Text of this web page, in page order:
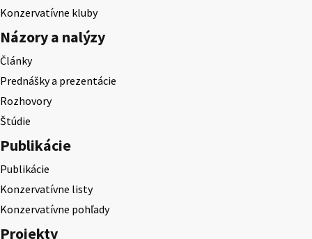
Konzervatívne kluby
Názory a nalýzy
Články
Prednášky a prezentácie
Rozhovory
Štúdie
Publikácie
Publikácie
Konzervatívne listy
Konzervatívne pohľady
Projekty